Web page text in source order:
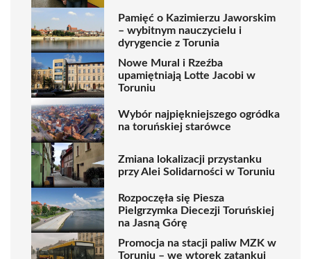
Pamięć o Kazimierzu Jaworskim
– wybitnym nauczycielu i
dyrygencie z Torunia
Nowe Mural i Rzeźba
upamiętniają Lotte Jacobi w
Toruniu
Wybór najpiękniejszego ogródka
na toruńskiej starówce
Zmiana lokalizacji przystanku
przy Alei Solidarności w Toruniu
Rozpoczęła się Piesza
Pielgrzymka Diecezji Toruńskiej
na Jasną Górę
Promocja na stacji paliw MZK w
Toruniu – we wtorek zatankuj